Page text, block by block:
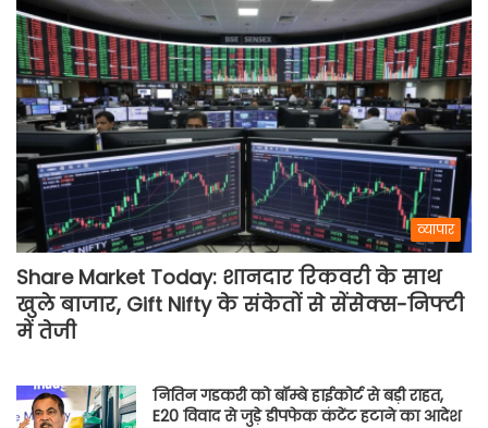
व्यापार
Share Market Today: शानदार रिकवरी के साथ
खुले बाजार, Gift Nifty के संकेतों से सेंसेक्स-निफ्टी
में तेजी
नितिन गडकरी को बॉम्बे हाईकोर्ट से बड़ी राहत,
E20 विवाद से जुड़े डीपफेक कंटेंट हटाने का आदेश